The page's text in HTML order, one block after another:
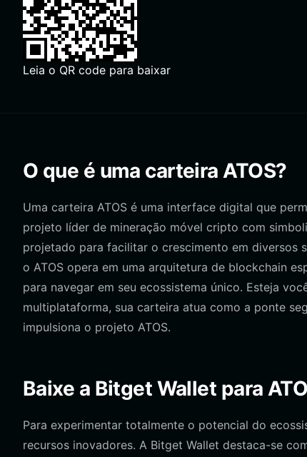
Leia o QR code para baixar
O que é uma carteira ATOS?
Uma carteira ATOS é uma interface digital que
projeto líder de mineração móvel cripto com
projetado para facilitar o crescimento em diversos
o ATOS opera em uma arquitetura de blockchain
para navegar em seu ecossistema único. Esteja
multiplataforma, sua carteira atua como a ponte
impulsiona o projeto ATOS.
Baixe a Bitget Wallet para
Para experimentar totalmente o potencial do
recursos inovadores. A Bitget Wallet destaca-se